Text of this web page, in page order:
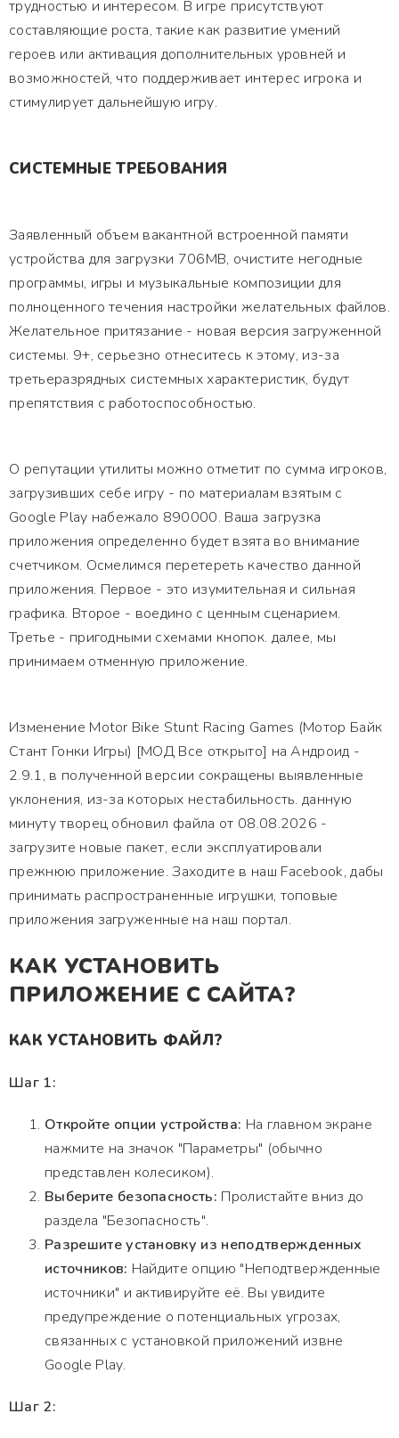
трудностью и интересом. В игре присутствуют
составляющие роста, такие как развитие умений
героев или активация дополнительных уровней и
возможностей, что поддерживает интерес игрока и
стимулирует дальнейшую игру.
СИСТЕМНЫЕ ТРЕБОВАНИЯ
Заявленный объем вакантной встроенной памяти
устройства для загрузки 706MB, очистите негодные
программы, игры и музыкальные композиции для
полноценного течения настройки желательных файлов.
Желательное притязание - новая версия загруженной
системы. 9+, серьезно отнеситесь к этому, из-за
третьеразрядных системных характеристик, будут
препятствия с работоспособностью.
О репутации утилиты можно отметит по сумма игроков,
загрузивших себе игру - по материалам взятым с
Google Play набежало 890000. Ваша загрузка
приложения определенно будет взята во внимание
счетчиком. Осмелимся перетереть качество данной
приложения. Первое - это изумительная и сильная
графика. Второе - воедино с ценным сценарием.
Третье - пригодными схемами кнопок. далее, мы
принимаем отменную приложение.
Изменение Motor Bike Stunt Racing Games (Мотор Байк
Стант Гонки Игры) [МОД Все открыто] на Андроид -
2.9.1, в полученной версии сокращены выявленные
уклонения, из-за которых нестабильность. данную
минуту творец обновил файла от 08.08.2026 -
загрузите новые пакет, если эксплуатировали
прежнюю приложение. Заходите в наш Facebook, дабы
принимать распространенные игрушки, топовые
приложения загруженные на наш портал.
КАК УСТАНОВИТЬ
ПРИЛОЖЕНИЕ С САЙТА?
КАК УСТАНОВИТЬ ФАЙЛ?
Шаг 1:
Откройте опции устройства: На главном экране
нажмите на значок "Параметры" (обычно
представлен колесиком).
Выберите безопасность: Пролистайте вниз до
раздела "Безопасность".
Разрешите установку из неподтвержденных
источников: Найдите опцию "Неподтвержденные
источники" и активируйте её. Вы увидите
предупреждение о потенциальных угрозах,
связанных с установкой приложений извне
Google Play.
Шаг 2: